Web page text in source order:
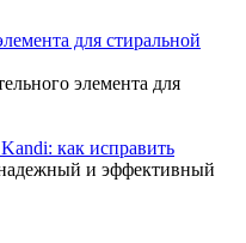
для стиральной
элемента для
как исправить
и эффективный